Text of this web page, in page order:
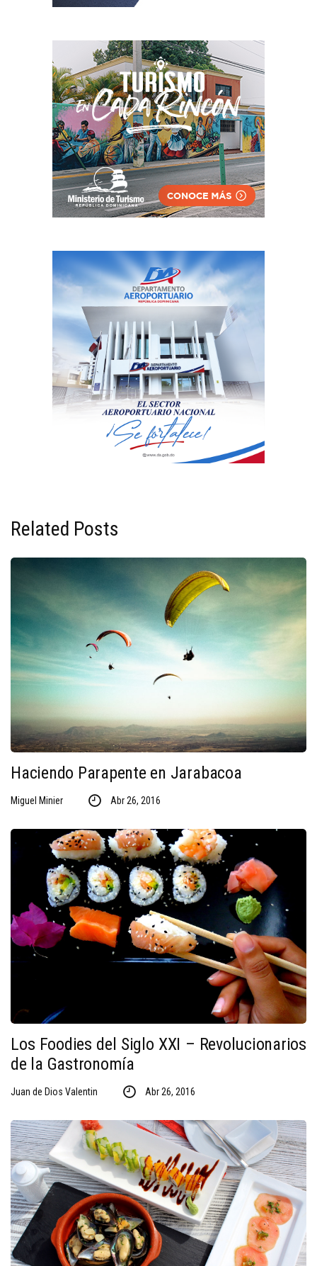
Related Posts
Haciendo Parapente en Jarabacoa
Miguel Minier Abr 26, 2016
Los Foodies del Siglo XXI – Revolucionarios
de la Gastronomía
Juan de Dios Valentin Abr 26, 2016